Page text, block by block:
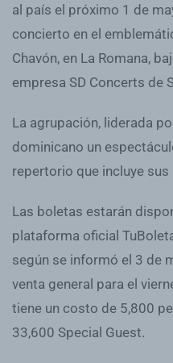
al país el próximo 1 de
concierto en el
Chavón, en La Romana,
empresa SD Concerts de
La agrupación, liderada
dominicano un
repertorio que incluye
Las boletas estarán
plataforma oficial
según se informó el 3 de
venta general para el
tiene un costo de 5,800
33,600 Special Guest.